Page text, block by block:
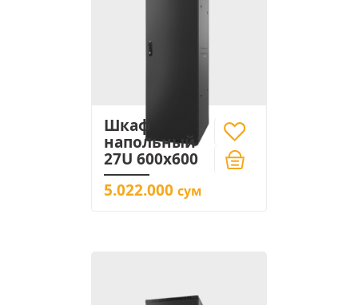
Шкаф
напольный
27U 600x600
5.022.000 сум